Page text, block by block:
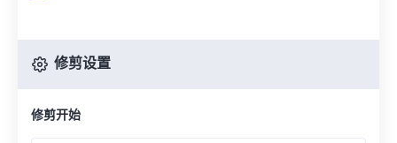
修剪设置
修剪开始